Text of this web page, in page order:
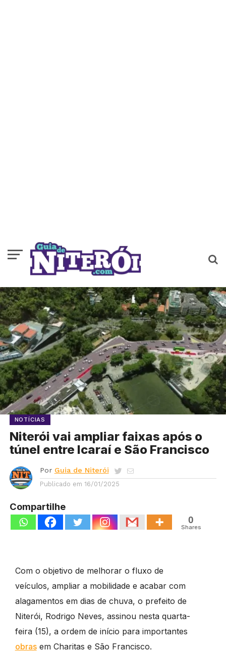
NOTÍCIAS
Niterói vai ampliar faixas após o
túnel entre Icaraí e São Francisco
Por Guia de Niterói
Publicado em 16/01/2025
Compartilhe
0
Shares
Com o objetivo de melhorar o fluxo de
veículos, ampliar a mobilidade e acabar com
alagamentos em dias de chuva, o prefeito de
Niterói, Rodrigo Neves, assinou nesta quarta-
feira (15), a ordem de início para importantes
obrasem Charitas e São Francisco.